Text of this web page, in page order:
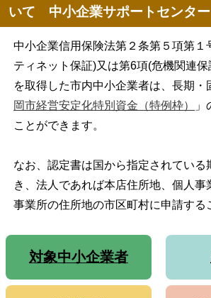
いて 中小企業サポートセンター
中小企業信用保険法第２条第５項第１
ティネット保証)又は第6項(危機関連
を取得した市内中小企業者は、長期・
岡市経営安定化特別資金（特例枠）
ことができます。
なお、認定書は国から指定されている
き、法人であれば本店住所地、個人事
事業所の住所地の市区町村に申請する
対象中小企業者